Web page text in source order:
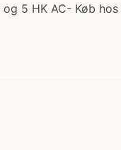
5 HK AC- Køb hos